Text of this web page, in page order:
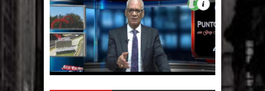
domingo una dirección de hombres